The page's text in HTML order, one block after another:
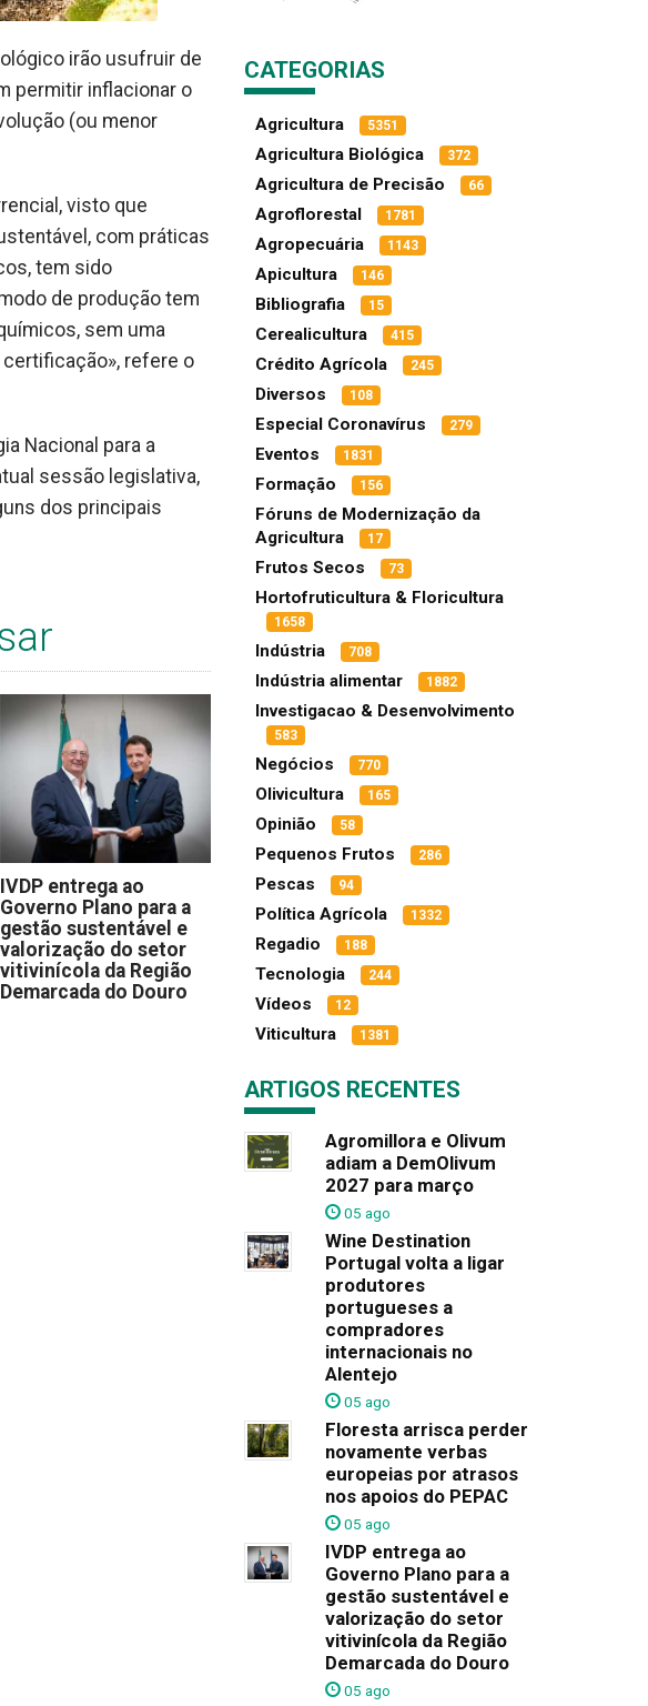
irão usufruir de
permitir inflacionar o
(ou menor
visto que
com práticas
tem sido
de produção tem
sem uma
refere o
Nacional para a
sessão legislativa,
dos principais
IVDP entrega ao
Governo Plano para a
gestão sustentável e
valorização do setor
vitivinícola da Região
Demarcada do Douro
CATEGORIAS
Agricultura 5351
Agricultura Biológica 372
Agricultura de Precisão 66
Agroflorestal 1781
Agropecuária 1143
Apicultura 146
Bibliografia 15
Cerealicultura 415
Crédito Agrícola 245
Diversos 108
Especial Coronavírus 279
Eventos 1831
Formação 156
Fóruns de Modernização da
Agricultura
17
Frutos Secos 73
Hortofruticultura & Floricultura
1658
Indústria 708
Indústria alimentar 1882
Investigacao & Desenvolvimento
583
Negócios 770
Olivicultura 165
Opinião 58
Pequenos Frutos 286
Pescas 94
Política Agrícola 1332
Regadio 188
Tecnologia 244
Vídeos 12
Viticultura 1381
ARTIGOS RECENTES
Agromillora e Olivum
adiam a DemOlivum
2027 para março
05 ago
Wine Destination
Portugal volta a ligar
produtores
portugueses a
compradores
internacionais no
Alentejo
05 ago
Floresta arrisca perder
novamente verbas
europeias por atrasos
nos apoios do PEPAC
05 ago
IVDP entrega ao
Governo Plano para a
gestão sustentável e
valorização do setor
vitivinícola da Região
Demarcada do Douro
05 ago